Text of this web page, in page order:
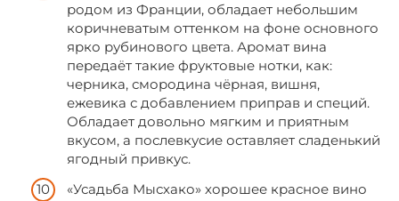
родом из Франции, обладает небольшим
коричневатым оттенком на фоне основного
ярко рубинового цвета. Аромат вина
передаёт такие фруктовые нотки, как:
черника, смородина чёрная, вишня,
ежевика с добавлением приправ и специй.
Обладает довольно мягким и приятным
вкусом, а послевкусие оставляет сладенький
ягодный привкус.
«Усадьба Мысхако» хорошее красное вино